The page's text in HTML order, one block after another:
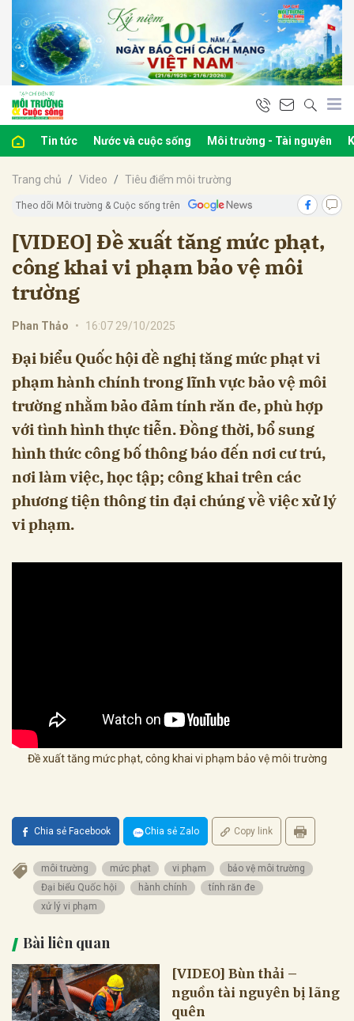
Tin tức Nước và cuộc sống Môi trường - Tài nguyên
Trang chủ Video Tiêu điểm môi trường
Theo dõi Môi trường & Cuộc sống trên
[VIDEO] Đề xuất tăng mức phạt,
công khai vi phạm bảo vệ môi
trường
Phan Thảo • 16:07 29/10/2025
Đại biểu Quốc hội đề nghị tăng mức phạt vi
phạm hành chính trong lĩnh vực bảo vệ môi
trường nhằm bảo đảm tính răn đe, phù hợp
với tình hình thực tiễn. Đồng thời, bổ sung
hình thức công bố thông báo đến nơi cư trú,
nơi làm việc, học tập; công khai trên các
phương tiện thông tin đại chúng về việc xử lý
vi phạm.
Đề xuất tăng mức phạt, công khai vi phạm bảo vệ môi trường
Chia sẻ Facebook Chia sẻ Zalo Copy link
môi trường mức phạt vi phạm
bảo vệ môi trường
Đại biểu Quốc hội
hành chính
tính răn đe
xử lý vi phạm
Bài liên quan
[VIDEO] Bùn thải –
nguồn tài nguyên bị lãng
quên
luận
Hủy